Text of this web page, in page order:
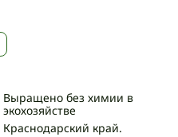
Выращено без химии в
экохозяйстве
Краснодарский край.